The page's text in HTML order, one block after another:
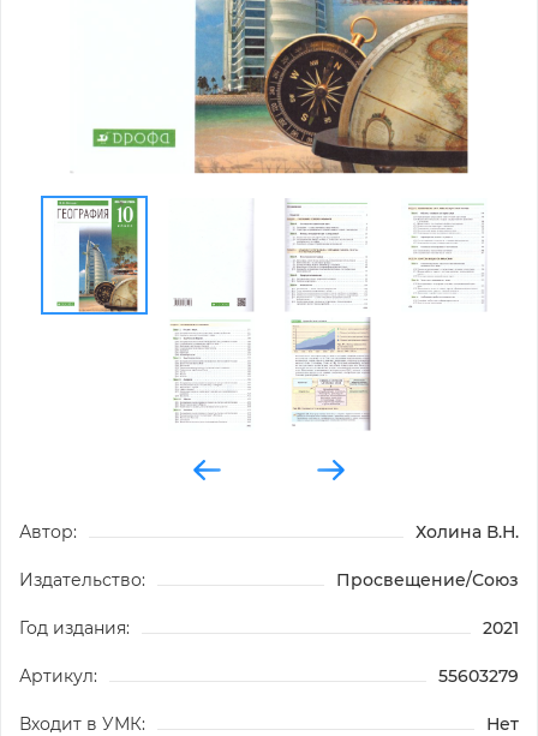
Автор: Холина В.Н.
Издательство: Просвещение/Союз
Год издания: 2021
Артикул: 55603279
Входит в УМК: Нет